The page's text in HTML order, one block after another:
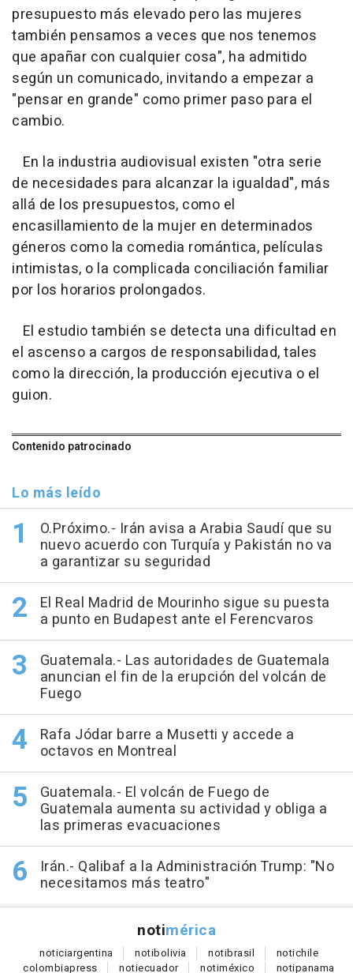
presupuesto más elevado pero las mujeres
también pensamos a veces que nos tenemos
que apañar con cualquier cosa", ha admitido
según un comunicado, invitando a empezar a
"pensar en grande" como primer paso para el
cambio.
En la industria audiovisual existen "otra serie
de necesidades para alcanzar la igualdad", más
allá de los presupuestos, como el
encasillamiento de la mujer en determinados
géneros como la comedia romántica, películas
intimistas, o la complicada conciliación familiar
por los horarios prolongados.
El estudio también se detecta una dificultad en
el ascenso a cargos de responsabilidad, tales
como la dirección, la producción ejecutiva o el
guion.
Contenido patrocinado
Lo más leído
O.Próximo.- Irán avisa a Arabia Saudí que su
nuevo acuerdo con Turquía y Pakistán no va
a garantizar su seguridad
El Real Madrid de Mourinho sigue su puesta
a punto en Budapest ante el Ferencvaros
Guatemala.- Las autoridades de Guatemala
anuncian el fin de la erupción del volcán de
Fuego
Rafa Jódar barre a Musetti y accede a
octavos en Montreal
Guatemala.- El volcán de Fuego de
Guatemala aumenta su actividad y obliga a
las primeras evacuaciones
Irán.- Qalibaf a la Administración Trump: "No
necesitamos más teatro"
notimérica
noticiargentina notibolivia notibrasil notichile
colombiapress notiecuador notiméxico notipanama